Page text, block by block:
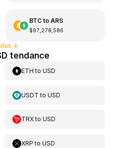
BTCto ARS
$97,278,586
↓
tendance
ETH toUSD
USDT toUSD
TRXtoUSD
XRP toUSD